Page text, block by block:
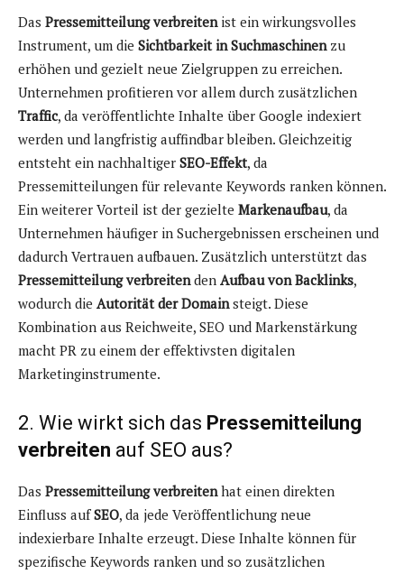
Das Pressemitteilung verbreiten ist ein wirkungsvolles
Instrument, um die Sichtbarkeit in Suchmaschinen zu
erhöhen und gezielt neue Zielgruppen zu erreichen.
Unternehmen profitieren vor allem durch zusätzlichen
Traffic, da veröffentlichte Inhalte über Google indexiert
werden und langfristig auffindbar bleiben. Gleichzeitig
entsteht ein nachhaltiger SEO-Effekt, da
Pressemitteilungen für relevante Keywords ranken können.
Ein weiterer Vorteil ist der gezielte Markenaufbau, da
Unternehmen häufiger in Suchergebnissen erscheinen und
dadurch Vertrauen aufbauen. Zusätzlich unterstützt das
Pressemitteilung verbreiten den Aufbau von Backlinks,
wodurch die Autorität der Domain steigt. Diese
Kombination aus Reichweite, SEO und Markenstärkung
macht PR zu einem der effektivsten digitalen
Marketinginstrumente.
2. Wie wirkt sich das Pressemitteilung
verbreiten auf SEO aus?
Das Pressemitteilung verbreiten hat einen direkten
Einfluss aufSEO, da jede Veröffentlichung neue
indexierbare Inhalte erzeugt. Diese Inhalte können für
spezifische Keywords ranken und so zusätzlichen